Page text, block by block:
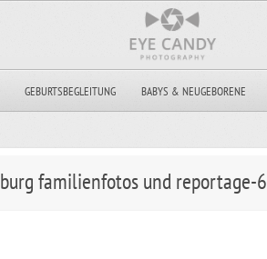
GEBURTSBEGLEITUNG BABYS & NEUGEBORENE
familienfotos und reportage-6